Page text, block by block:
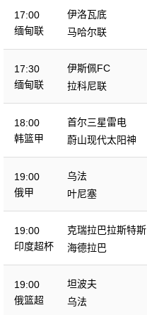
17:00
缅甸联
伊洛瓦底
马哈尔联
17:30
缅甸联
伊斯佩FC
拉科尼联
18:00
韩篮甲
首尔三星雷电
蔚山现代太阳神
19:00
俄甲
乌法
叶尼塞
19:00
印度超杯
克瑞拉巴拉斯特斯
海德拉巴
19:00
俄篮超
坦波夫
乌法